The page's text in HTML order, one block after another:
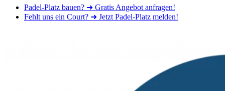
Padel-Platz bauen? ➜ Gratis Angebot anfragen!
Fehlt uns ein Court? ➜ Jetzt Padel-Platz melden!